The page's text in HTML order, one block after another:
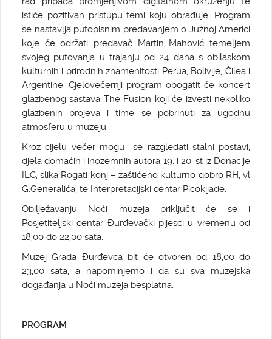
ističe pozitivan pristupu temi koju obrađuje. Program
se nastavlja putopisnim predavanjem o Južnoj Americi
koje će održati predavač Martin Mahović temeljem
svojeg putovanja u trajanju od 24 dana s obilaskom
kulturnih i prirodnih znamenitosti Perua, Bolivije, Čilea i
Argentine. Cjelovečernji program obogatit će koncert
glazbenog sastava The Fusion koji će izvesti nekoliko
glazbenih brojeva i time se pobrinuti za ugodnu
atmosferu u muzeju.
Kroz cijelu večer mogu se razgledati stalni postavi;
djela domaćih i inozemnih autora 19. i 20. st iz Donacije
ILC, slika Rogati konj – zaštićeno kulturno dobro RH, vl
G.Generalića, te Interpretacijski centar Picokijade.
Obilježavanju Noći muzeja priključit će se i
Posjetiteljski centar Đurđevački pijesci u vremenu od
18,00 do 22,00 sata.
Muzej Grada Đurđevca bit će otvoren od 18,00 do
23,00 sata, a napominjemo i da su sva muzejska
događanja u Noći muzeja besplatna.
PROGRAM